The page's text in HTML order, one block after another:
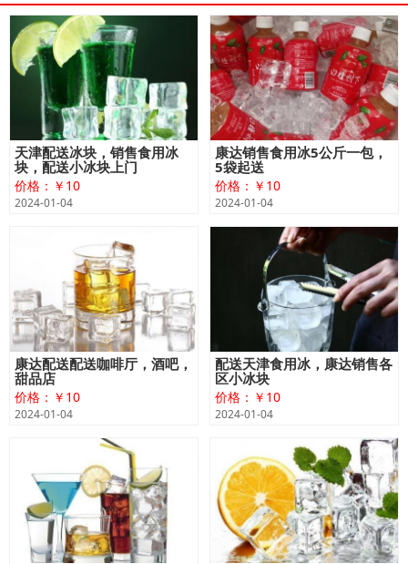
天津配送冰块，销售食用冰
块，配送小冰块上门
价格：￥10
2024-01-04
康达销售食用冰5公斤一包，
5袋起送
价格：￥10
2024-01-04
康达配送配送咖啡厅，酒吧，
甜品店
价格：￥10
2024-01-04
配送天津食用冰，康达销售各
区小冰块
价格：￥10
2024-01-04